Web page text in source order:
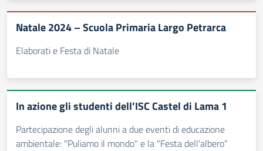
Natale 2024 – Scuola Primaria Largo Petrarca
Elaborati e Festa di Natale
In azione gli studenti dell’ISC Castel di Lama 1
Partecipazione degli alunni a due eventi di educazione
ambientale: "Puliamo il mondo" e la "Festa dell'albero"